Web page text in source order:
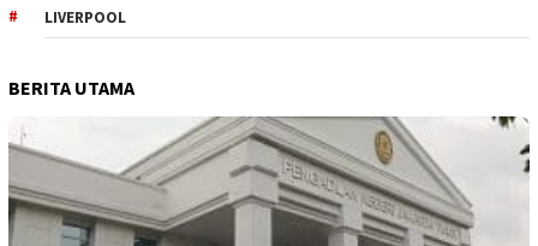
LIVERPOOL
BERITA UTAMA